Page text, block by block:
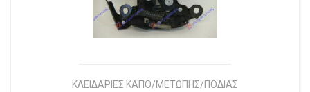
ΚΛΕΙΔΑΡΙΕΣ ΚΑΠΟ/ΜΕΤΩΠΗΣ/ΠΟΔΙΑΣ